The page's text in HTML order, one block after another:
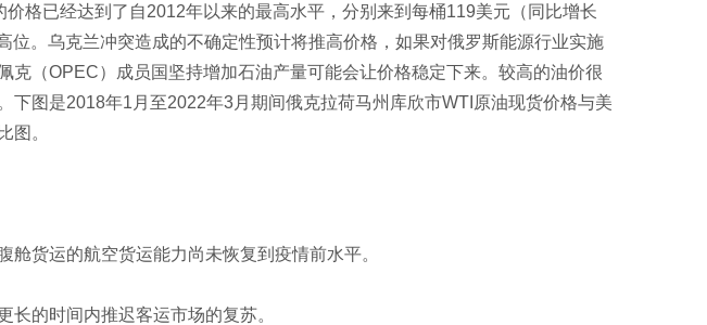
格已经达到了自2012年以来的最高水平，分别来到每桶119美元（同比增长
位。乌克兰冲突造成的不确定性预计将推高价格，如果对俄罗斯能源行业实施
克（OPEC）成员国坚持增加石油产量可能会让价格稳定下来。较高的油价很
下图是2018年1月至2022年3月期间俄克拉荷马州库欣市WTI原油现货价格与美
图。
舱货运的航空货运能力尚未恢复到疫情前水平。
长的时间内推迟客运市场的复苏。